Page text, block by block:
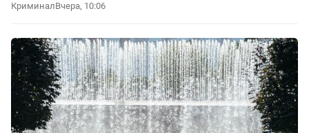
КриминалВчера, 10:06